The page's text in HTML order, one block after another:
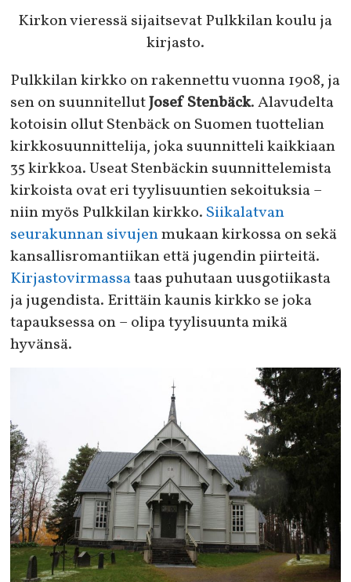
Kirkon vieressä sijaitsevat Pulkkilan koulu ja
kirjasto.
Pulkkilan kirkko on rakennettu vuonna 1908, ja
sen on suunnitellutJosef Stenbäck. Alavudelta
kotoisin ollut Stenbäck on Suomen tuottelian
kirkkosuunnittelija, joka suunnitteli kaikkiaan
35 kirkkoa. Useat Stenbäckin suunnittelemista
kirkoista ovat eri tyylisuuntien sekoituksia –
niin myös Pulkkilan kirkko. Siikalatvan
seurakunnan sivujenmukaan kirkossa on sekä
kansallisromantiikan että jugendin piirteitä.
Kirjastovirmassataas puhutaan uusgotiikasta
ja jugendista. Erittäin kaunis kirkko se joka
tapauksessa on – olipa tyylisuunta mikä
hyvänsä.